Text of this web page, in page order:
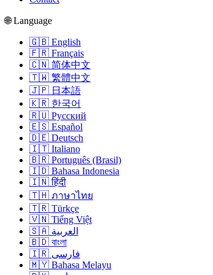
🌐 Language
🇬🇧 English
🇫🇷 Français
🇨🇳 简体中文
🇹🇼 繁體中文
🇯🇵 日本語
🇰🇷 한국어
🇷🇺 Русский
🇪🇸 Español
🇩🇪 Deutsch
🇮🇹 Italiano
🇧🇷 Português (Brasil)
🇮🇩 Bahasa Indonesia
🇮🇳 हिंदी
🇹🇭 ภาษาไทย
🇹🇷 Türkçe
🇻🇳 Tiếng Việt
🇸🇦 العربية
🇧🇩 বাংলা
🇮🇷 فارسی
🇲🇾 Bahasa Melayu